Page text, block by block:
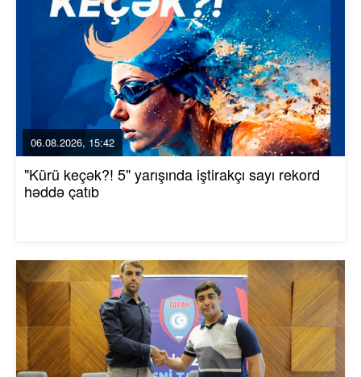
06.08.2026, 15:42
"Kürü keçək?! 5" yarışında iştirakçı sayı rekord
həddə çatıb